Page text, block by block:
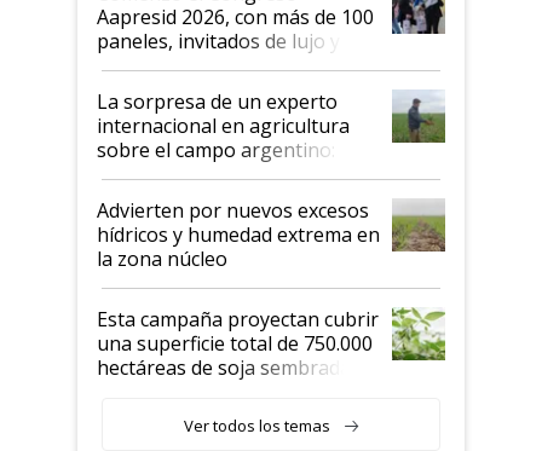
años"
Aapresid 2026, con más de 100
paneles, invitados de lujo y
todas las tendencias
La sorpresa de un experto
internacional en agricultura
sobre el campo argentino:
"Estoy muy impresionado"
Advierten por nuevos excesos
hídricos y humedad extrema en
la zona núcleo
Esta campaña proyectan cubrir
una superficie total de 750.000
hectáreas de soja sembradas
variedades que marcan un
salto tecnológico en genética y
Ver todos los temas